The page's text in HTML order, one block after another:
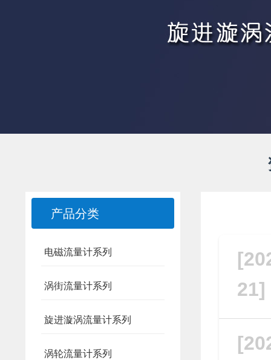
产品分类
电磁流量计系列
涡街流量计系列
旋进漩涡流量计系列
涡轮流量计系列